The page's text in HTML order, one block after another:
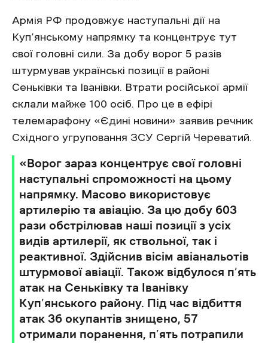
Армія РФ продовжує наступальні дії на
Куп’янському напрямку та концентрує тут
свої головні сили. За добу ворог 5 разів
штурмував українські позиції в районі
Сеньківки та Іванівки. Втрати російської армії
склали майже 100 осіб. Про це в ефірі
телемарафону «Єдині новини» заявив речник
Східного угруповання ЗСУ Сергій Череватий.
«Ворог зараз концентрує свої головні
наступальні спроможності на цьому
напрямку. Масово використовує
артилерію та авіацію. За цю добу 603
рази обстрілював наші позиції з усіх
видів артилерії, як ствольної, так і
реактивної. Здійснив вісім авіанальотів
штурмової авіації. Також відбулося п’ять
атак на Сеньківку та Іванівку
Куп’янського району. Під час відбиття
атак 36 окупантів знищено, 57
отримали поранення, п’ять потрапили